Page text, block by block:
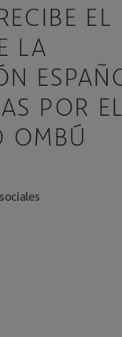
EL
LA
POR EL
OMBÚ